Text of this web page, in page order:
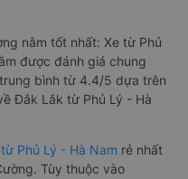
nằm tốt nhất: Xe từ Phủ
được đánh giá chung
bình từ 4.4/5 dựa trên
Đắk Lắk từ Phủ Lý - Hà
Phủ Lý - Hà Nam rẻ nhất
Tùy thuộc vào